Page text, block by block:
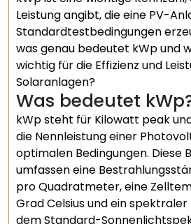
Leistung angibt, die eine PV-
Standardtestbedingungen
was genau bedeutet kWp und
wichtig für die Effizienz und
Solaranlagen?
Was bedeutet
kWp steht für Kilowatt peak
die Nennleistung einer
optimalen Bedingungen. Diese
umfassen eine
pro Quadratmeter, eine
Grad Celsius und ein
dem Standard-